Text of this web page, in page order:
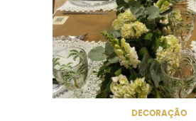
DECORAÇÃO